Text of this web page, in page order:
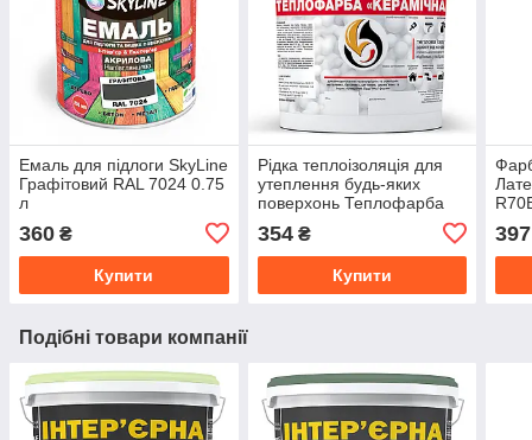
Емаль для підлоги SkyLine
Графітовий RAL 7024 0.75
л
360 ₴
Купити
Рідка теплоізоляція для
утеплення будь-яких
поверхонь Теплофарба
354₴
Купити
397
Подібні товари компанії